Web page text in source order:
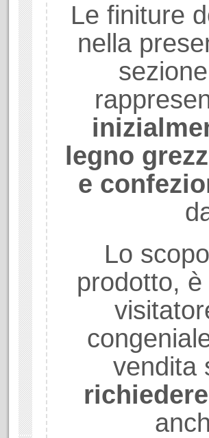
Le finiture
nella
legno
e
Lo
prodotto,
vendita
richiedere